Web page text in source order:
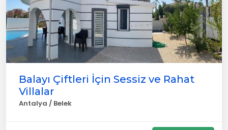
Balayı Çiftleri İçin Sessiz ve Rahat
Villalar
Antalya / Belek